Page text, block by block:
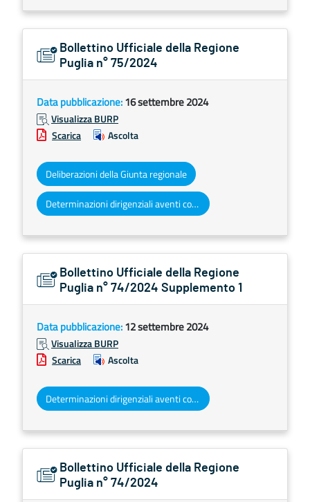
Bollettino Ufficiale della Regione
Puglia n° 75/2024
Data pubblicazione:16 settembre 2024
Visualizza BURP
Scarica
Ascolta
Deliberazioni della Giunta regionale
Determinazioni dirigenziali aventi contenuto di interesse generale
Bollettino Ufficiale della Regione
Puglia n° 74/2024 Supplemento 1
Data pubblicazione:12 settembre 2024
Visualizza BURP
Scarica
Ascolta
Determinazioni dirigenziali aventi contenuto di interesse generale
Bollettino Ufficiale della Regione
Puglia n° 74/2024